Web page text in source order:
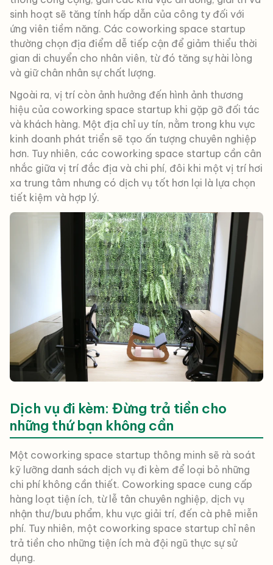
sinh hoạt sẽ tăng tính hấp dẫn của công ty đối với
ứng viên tiềm năng. Các coworking space startup
thường chọn địa điểm dễ tiếp cận để giảm thiểu thời
gian di chuyển cho nhân viên, từ đó tăng sự hài lòng
và giữ chân nhân sự chất lượng.
Ngoài ra, vị trí còn ảnh hưởng đến hình ảnh thương
hiệu của coworking space startup khi gặp gỡ đối tác
và khách hàng. Một địa chỉ uy tín, nằm trong khu vực
kinh doanh phát triển sẽ tạo ấn tượng chuyên nghiệp
hơn. Tuy nhiên, các coworking space startup cần cân
nhắc giữa vị trí đắc địa và chi phí, đôi khi một vị trí hơi
xa trung tâm nhưng có dịch vụ tốt hơn lại là lựa chọn
tiết kiệm và hợp lý.
Dịch vụ đi kèm: Đừng trả tiền cho
những thứ bạn không cần
Một coworking space startup thông minh sẽ rà soát
kỹ lưỡng danh sách dịch vụ đi kèm để loại bỏ những
chi phí không cần thiết. Coworking space cung cấp
hàng loạt tiện ích, từ lễ tân chuyên nghiệp, dịch vụ
nhận thư/bưu phẩm, khu vực giải trí, đến cà phê miễn
phí. Tuy nhiên, một coworking space startup chỉ nên
trả tiền cho những tiện ích mà đội ngũ thực sự sử
dụng.